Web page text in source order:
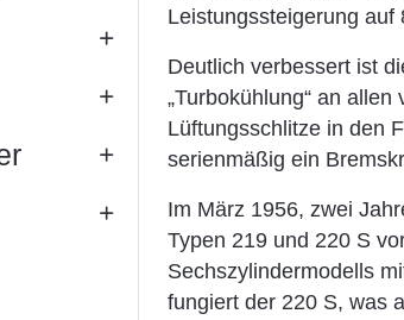
Leistungssteigerung auf
Deutlich verbessert ist
„Turbokühlung“ an
Lüftungsschlitze in den
serienmäßig ein
Im März 1956, zwei
Typen 219 und 220 S
Sechszylindermodells
fungiert der 220 S, was